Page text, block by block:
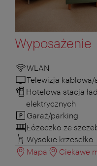
Wyposażenie
WLAN
Telewizja kablowa/
Hotelowa stacja
elektrycznych
Garaż/parking
Łóżeczko ze
Wysokie krzesełko
Mapa
Ciekawe